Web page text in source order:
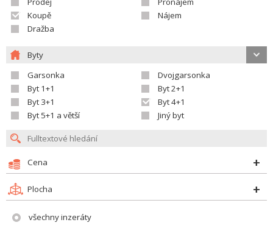
Koupě
Nájem
Dražba
Byty
Garsonka
Dvojgarsonka
Byt 1+1
Byt 2+1
Byt 3+1
Byt 4+1
Byt 5+1 a větší
Jiný byt
Cena
Plocha
všechny inzeráty